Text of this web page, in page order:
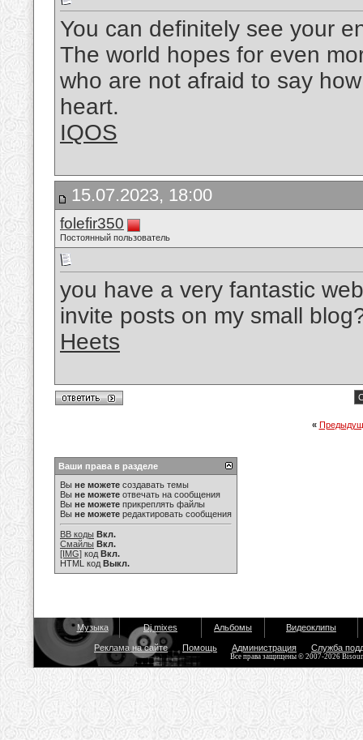
You can definitely see your
The world hopes for even
who are not afraid to say
heart.
IQOS
15.07.2023, 18:00
folefir350
Постоянный пользователь
you have a very fantastic
invite posts on my small
Heets
«
Ваши права в разделе
Вы не можете создавать темы
Вы не можете отвечать на сообщения
Вы не можете прикреплять файлы
Вы не можете редактировать сообщения
BB коды Вкл.
Смайлы Вкл.
[IMG] код Вкл.
HTML код Выкл.
Музыка Dj mixes Альбомы Видеоклипы
Реклама на сайте Помощь Администрация Служба
Все права защищены © 2007-2026